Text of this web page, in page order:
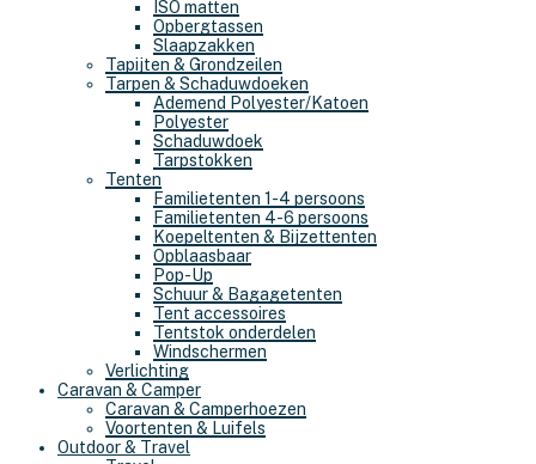
ISO matten
Opbergtassen
Slaapzakken
Tapijten & Grondzeilen
Tarpen & Schaduwdoeken
Ademend Polyester/Katoen
Polyester
Schaduwdoek
Tarpstokken
Tenten
Familietenten 1-4 persoons
Familietenten 4-6 persoons
Koepeltenten & Bijzettenten
Opblaasbaar
Pop-Up
Schuur & Bagagetenten
Tent accessoires
Tentstok onderdelen
Windschermen
Verlichting
Caravan & Camper
Caravan & Camperhoezen
Voortenten & Luifels
Outdoor & Travel